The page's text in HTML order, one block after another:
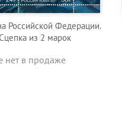
Российской Федерации.
из 2 марок
нет в продаже